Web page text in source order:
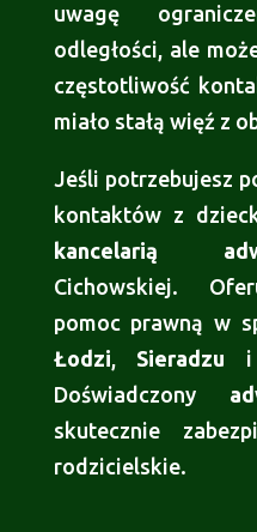
uwagę
odległości, ale
częstotliwość
miało stałą więź z
Jeśli potrzebujesz
kontaktów z
kancelarią
Cichowskiej.
pomoc prawną w
Łodzi, Sieradzu i
Doświadczony
skutecznie
rodzicielskie.